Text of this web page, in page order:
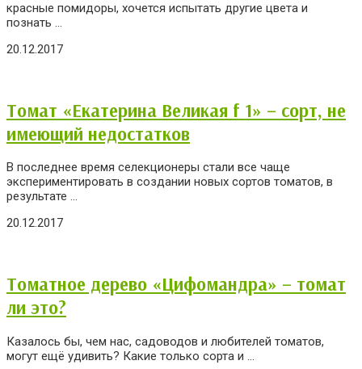
красные помидоры, хочется испытать другие цвета и
познать ...
20.12.2017
Томат «Екатерина Великая f 1» – сорт, не
имеющий недостатков
В последнее время селекционеры стали все чаще
экспериментировать в создании новых сортов томатов, в
результате ...
20.12.2017
Томатное дерево «Цифомандра» – томат
ли это?
Казалось бы, чем нас, садоводов и любителей томатов,
могут ещё удивить? Какие только сорта и ...